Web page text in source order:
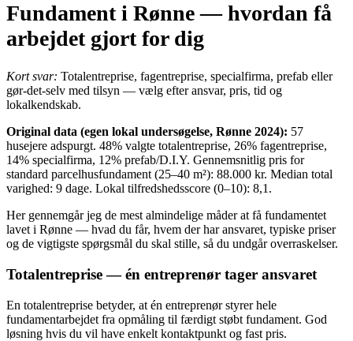
Fundament i Rønne — hvordan få
arbejdet gjort for dig
Kort svar: Totalentreprise, fagentreprise, specialfirma, prefab eller
gør‑det‑selv med tilsyn — vælg efter ansvar, pris, tid og
lokalkendskab.
Original data (egen lokal undersøgelse, Rønne 2024): 57
husejere adspurgt. 48% valgte totalentreprise, 26% fagentreprise,
14% specialfirma, 12% prefab/D.I.Y. Gennemsnitlig pris for
standard parcelhusfundament (25–40 m²): 88.000 kr. Median total
varighed: 9 dage. Lokal tilfredshedsscore (0–10): 8,1.
Her gennemgår jeg de mest almindelige måder at få fundamentet
lavet i Rønne — hvad du får, hvem der har ansvaret, typiske priser
og de vigtigste spørgsmål du skal stille, så du undgår overraskelser.
Totalentreprise — én entreprenør tager ansvaret
En totalentreprise betyder, at én entreprenør styrer hele
fundamentarbejdet fra opmåling til færdigt støbt fundament. God
løsning hvis du vil have enkelt kontaktpunkt og fast pris.